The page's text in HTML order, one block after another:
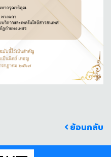
ย้อนกลับ